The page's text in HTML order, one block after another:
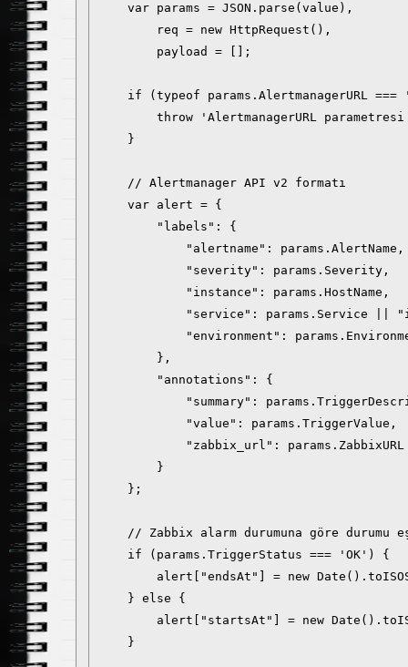
    var params = JSON.parse(value),
        req = new HttpRequest(),
        payload = [];
if (typeof params.AlertmanagerURL ===
throw 'AlertmanagerURL parametresi
    }
    // Alertmanager API v2 formatı
    var alert = {
        "labels": {
            "alertname": params.AlertName,
            "severity": params.Severity,
            "instance": params.HostName,
"service": params.Service ||
"environment":
        },
        "annotations": {
"summary":
            "value": params.TriggerValue,
"zabbix_url":
        }
    };
// Zabbix alarm durumuna göre durumu
    if (params.TriggerStatus === 'OK') {
alert["endsAt"] = new
    } else {
alert["startsAt"] = new
    }